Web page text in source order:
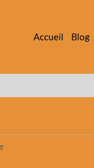
Accueil Blog